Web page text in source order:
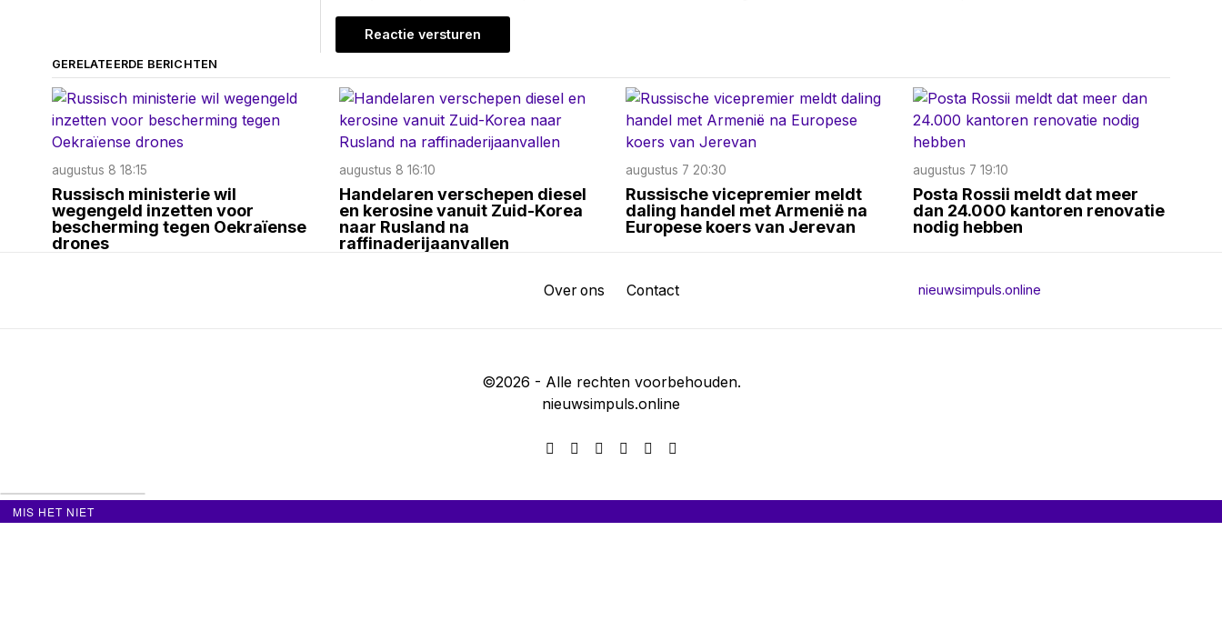
GERELATEERDE BERICHTEN
augustus 8 18:15
Russisch ministerie wil
wegengeld inzetten voor
bescherming tegen Oekraïense
drones
augustus 8 16:10
Handelaren verschepen diesel
en kerosine vanuit Zuid-Korea
naar Rusland na
raffinaderijaanvallen
augustus 7 20:30
Russische vicepremier meldt
daling handel met Armenië na
Europese koers van Jerevan
augustus 7 19:10
Posta Rossii meldt dat meer
dan 24.000 kantoren renovatie
nodig hebben
Over ons Contact nieuwsimpuls.online
©2026 - Alle rechten voorbehouden.
nieuwsimpuls.online
MIS HET NIET